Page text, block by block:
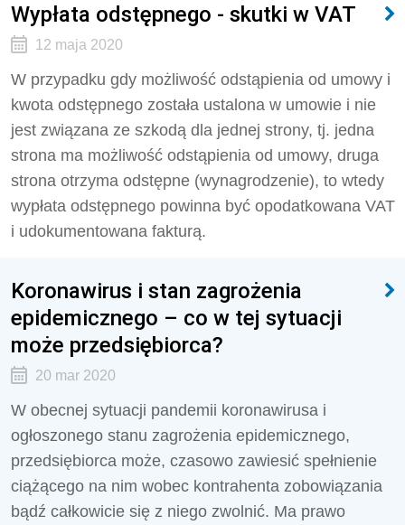
Wypłata odstępnego - skutki w VAT
12 maja 2020
W przypadku gdy możliwość odstąpienia od umowy i
kwota odstępnego została ustalona w umowie i nie
jest związana ze szkodą dla jednej strony, tj. jedna
strona ma możliwość odstąpienia od umowy, druga
strona otrzyma odstępne (wynagrodzenie), to wtedy
wypłata odstępnego powinna być opodatkowana VAT
i udokumentowana fakturą.
Koronawirus i stan zagrożenia
epidemicznego – co w tej sytuacji
może przedsiębiorca?
20 mar 2020
W obecnej sytuacji pandemii koronawirusa i
ogłoszonego stanu zagrożenia epidemicznego,
przedsiębiorca może, czasowo zawiesić spełnienie
ciążącego na nim wobec kontrahenta zobowiązania
bądź całkowicie się z niego zwolnić. Ma prawo